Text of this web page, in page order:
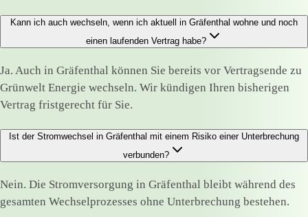
Kann ich auch wechseln, wenn ich aktuell in Gräfenthal wohne und noch
einen laufenden Vertrag habe?
Ja. Auch in Gräfenthal können Sie bereits vor Vertragsende zu
Grünwelt Energie wechseln. Wir kündigen Ihren bisherigen
Vertrag fristgerecht für Sie.
Ist der Stromwechsel in Gräfenthal mit einem Risiko einer Unterbrechung
verbunden?
Nein. Die Stromversorgung in Gräfenthal bleibt während des
gesamten Wechselprozesses ohne Unterbrechung bestehen.